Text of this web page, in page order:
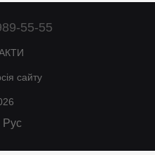
55-55
сайту
Рус